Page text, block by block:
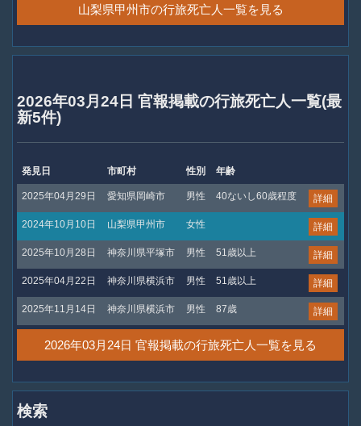
山梨県甲州市の行旅死亡人一覧を見る
2026年03月24日 官報掲載の行旅死亡人一覧(最
新5件)
発見日 市町村 性別 年齢
2025年04月29日 愛知県岡崎市 男性 40ないし60歳程度 詳細
2024年10月10日 山梨県甲州市 女性 詳細
2025年10月28日 神奈川県平塚市 男性 51歳以上 詳細
2025年04月22日 神奈川県横浜市 男性 51歳以上 詳細
2025年11月14日 神奈川県横浜市 男性 87歳 詳細
2026年03月24日 官報掲載の行旅死亡人一覧を見る
検索